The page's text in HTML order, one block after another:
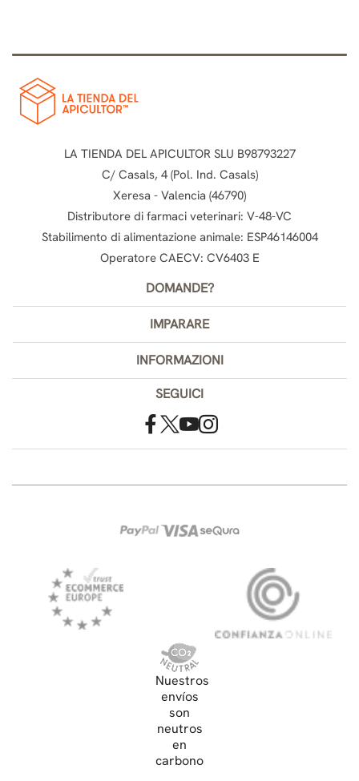
LA TIENDA DEL APICULTOR SLU B98793227
C/ Casals, 4 (Pol. Ind. Casals)
Xeresa - Valencia (46790)
Distributore di farmaci veterinari: V-48-VC
Stabilimento di alimentazione animale: ESP46146004
Operatore CAECV: CV6403 E
DOMANDE?
IMPARARE
INFORMAZIONI
SEGUICI
Nuestros
envíos
son
neutros
en
carbono